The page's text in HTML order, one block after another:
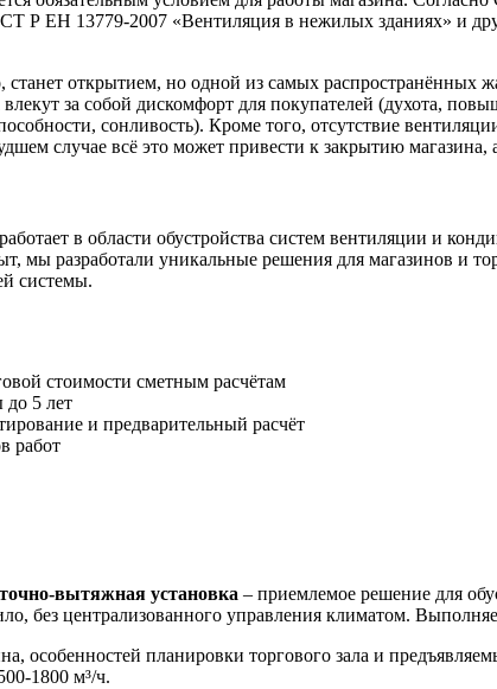
Р ЕН 13779-2007 «Вентиляция в нежилых зданиях» и
открытием, но одной из самых распространённых
за собой дискомфорт для покупателей (духота,
сонливость). Кроме того, отсутствие
случае всё это может привести к закрытию
в области обустройства систем вентиляции и
мы разработали уникальные решения для магазинов и
системы.
стоимости сметным расчётам
до 5 лет
и предварительный расчёт
работ
вытяжная установка – приемлемое решение для
без централизованного управления климатом.
особенностей планировки торгового зала и
1800 м³/ч.